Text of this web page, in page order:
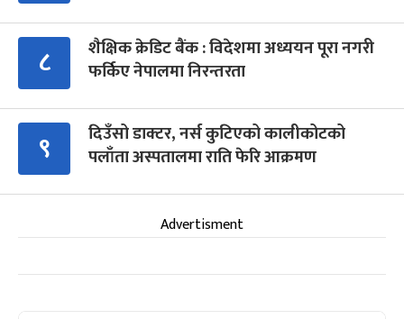
८
शैक्षिक क्रेडिट बैंक : विदेशमा अध्ययन पूरा नगरी
फर्किए नेपालमा निरन्तरता
९
दिउँसो डाक्टर, नर्स कुटिएको कालीकोटको
पलाँता अस्पतालमा राति फेरि आक्रमण
Advertisment